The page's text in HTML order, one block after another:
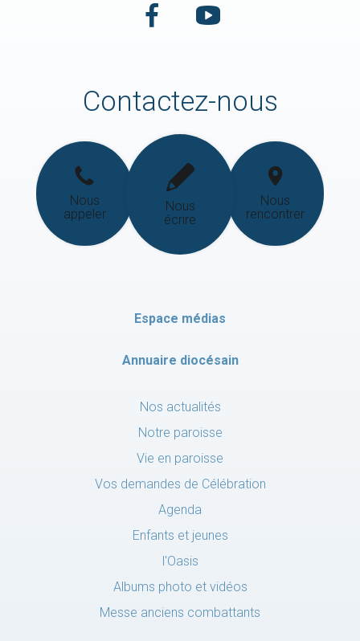
Contactez-nous
Nous
appeler
Nous
écrire
Nous
rencontrer
Espace médias
Annuaire diocésain
Nos actualités
Notre paroisse
Vie en paroisse
Vos demandes de Célébration
Agenda
Enfants et jeunes
l'Oasis
Albums photo et vidéos
Messe anciens combattants